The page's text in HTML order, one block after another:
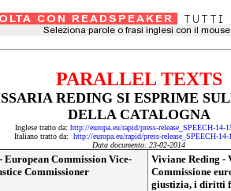
PARALLEL TEXTS
REDING SI ESPRIME
DELLA CATALOGNA
Inglese tratto da: http://europa.eu/rapid/press-release_SPEECH-14-
Italiano tratto da: http://europa.eu/rapid/press-release_SPEECH-
Data documento: 23-02-2014
European Commission Vice-
Commissioner
Viviane Reding -
Commissione
giustizia, i diritti